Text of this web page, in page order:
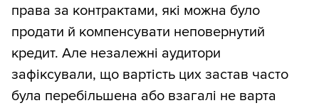
права за контрактами, які можна було
продати й компенсувати неповернутий
кредит. Але незалежні аудитори
зафіксували, що вартість цих застав часто
була перебільшена або взагалі не варта